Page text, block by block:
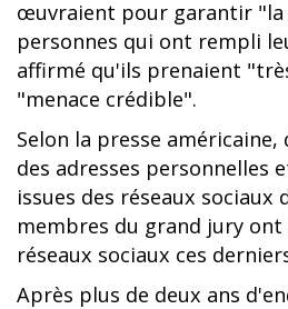
œuvraient pour garantir "la
personnes qui ont rempli
affirmé qu'ils prenaient
"menace crédible".
Selon la presse
des adresses personnelles
issues des réseaux sociaux
membres du grand jury ont
réseaux sociaux ces
Après plus de deux ans